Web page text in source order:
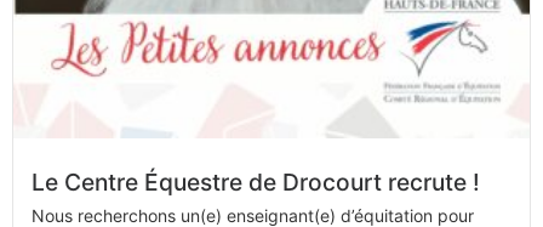
Le Centre Équestre de Drocourt recrute !
Nous recherchons un(e) enseignant(e) d’équitation pour